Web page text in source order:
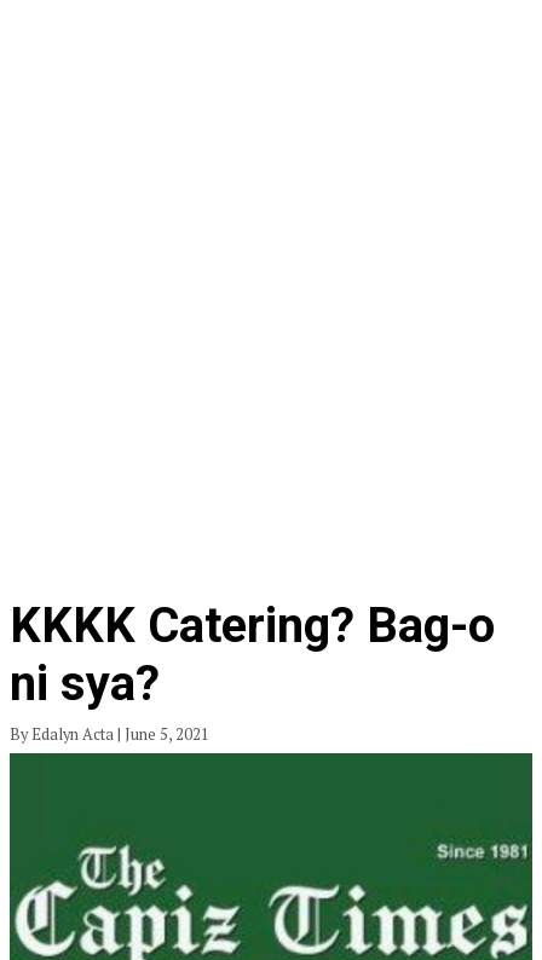
KKKK Catering? Bag-o
ni sya?
By Edalyn Acta | June 5, 2021